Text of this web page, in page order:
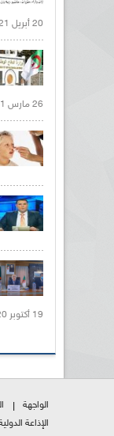
20 أبريل 2021 |
26 مارس 2021 |
19 أكتوبر 2020 |
الواجهة
الإذاعة